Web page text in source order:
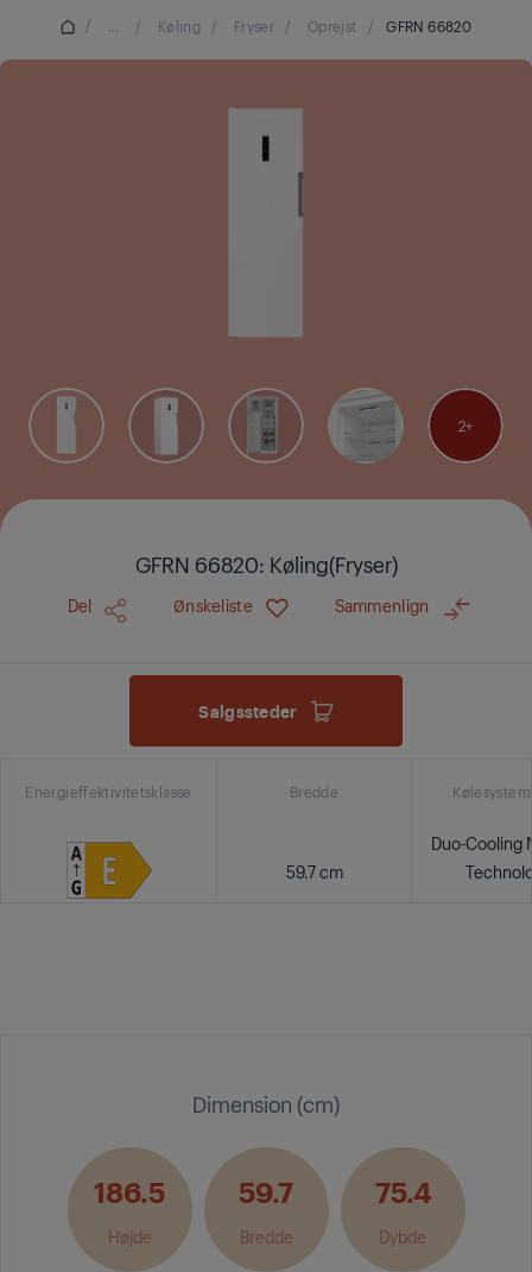
/ ... / Køling / Fryser / Oprejst / GFRN 66820
2
GFRN 66820: Køling(Fryser)
Del Ønskeliste Sammenlign
Salgssteder
Energieffektivitetsklasse Bredde
59.7 cm
Duo-Cooling
Dimension (cm)
186.5
Højde
59.7
Bredde
75.4
Dybde